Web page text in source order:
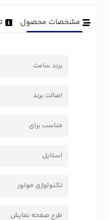
مشخصات محصول
برند ساعت
اصالت برند
مناسب برای
استایل
تکنولوژی موتور
طرح صفحه نمایش